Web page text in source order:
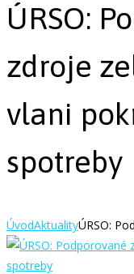
ÚRSO:
zdroje
vlani
spotreby
ÚvodAktualityÚRSO: